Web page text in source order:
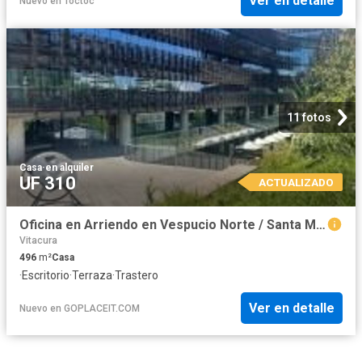
11 fotos
Casa·en alquiler
UF 310 ACTUALIZADO
Oficina en Arriendo en Vespucio Norte / Santa María
Vitacura
496 m²Casa
·Escritorio·Terraza·Trastero
Nuevo en GOPLACEIT.COM Ver en detalle